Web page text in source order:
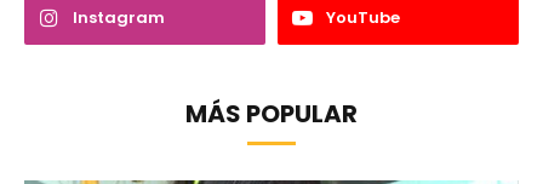
Instagram YouTube
MÁS POPULAR